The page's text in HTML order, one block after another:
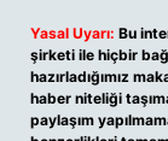
Yasal Uyarı: Bu
şirketi ile hiçbir
hazırladığımız
haber niteliği
paylaşım